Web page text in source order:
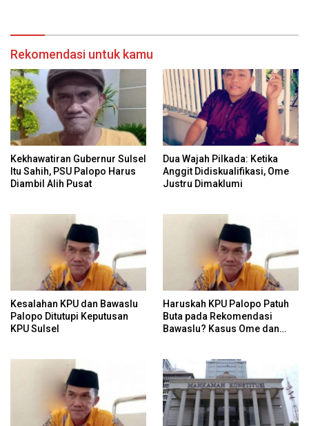
Rekomendasi untuk kamu
Kekhawatiran Gubernur Sulsel
Itu Sahih, PSU Palopo Harus
Diambil Alih Pusat
Dua Wajah Pilkada: Ketika
Anggit Didiskualifikasi, Ome
Justru Dimaklumi
Kesalahan KPU dan Bawaslu
Palopo Ditutupi Keputusan
KPU Sulsel
Haruskah KPU Palopo Patuh
Buta pada Rekomendasi
Bawaslu? Kasus Ome dan